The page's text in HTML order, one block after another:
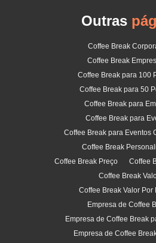
Outras
Coffee Break
Coffee Break
Coffee Break para 100
Coffee Break para 50
Coffee Break para
Coffee Break para
Coffee Break para Eventos
Coffee Break
Coffee Break Preço
Coffee
Coffee Break
Coffee Break Valor Por
Empresa de Coffee
Empresa de Coffee Break
Empresa de Coffee